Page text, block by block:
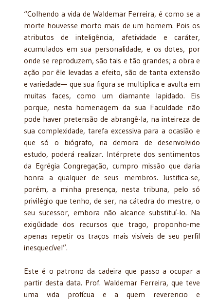
“Colhendo a vida de Waldemar Ferreira, é como se a
morte houvesse morto mais de um homem. Pois os
atributos de inteligência, afetividade e caráter,
acumulados em sua personalidade, e os dotes, por
onde se reproduzem, são tais e tão grandes; a obra e
ação por êle levadas a efeito, são de tanta extensão
e variedade— que sua figura se multiplica e avulta em
muitas faces, como um diamante lapidado. Eis
porque, nesta homenagem da sua Faculdade não
pode haver pretensão de abrangê-la, na inteireza de
sua complexidade, tarefa excessiva para a ocasião e
que só o biógrafo, na demora de desenvolvido
estudo, poderá realizar. Intérprete dos sentimentos
da Egrégia Congregação, cumpro missão que daria
honra a qualquer de seus membros. Justifica-se,
porém, a minha presença, nesta tribuna, pelo só
privilégio que tenho, de ser, na cátedra do mestre, o
seu sucessor, embora não alcance substituí-lo. Na
exigüidade dos recursos que trago, proponho-me
apenas repetir os traços mais visíveis de seu perfil
inesquecível”.
Este é o patrono da cadeira que passo a ocupar a
partir desta data. Prof. Waldemar Ferreira, que teve
uma vida profícua e a quem reverencio e